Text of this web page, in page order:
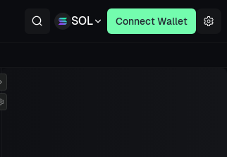
SOL Connect Wallet